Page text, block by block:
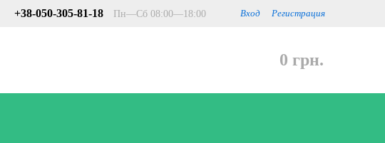
Вход Регистрация
+38-050-305-81-18 Пн—Сб 08:00—18:00
0 грн.